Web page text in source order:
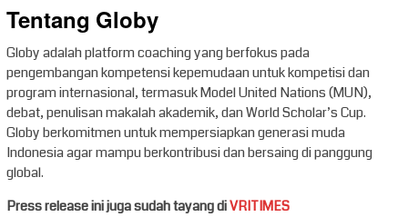
Tentang Globy
Globy adalah platform coaching yang berfokus pada
pengembangan kompetensi kepemudaan untuk kompetisi dan
program internasional, termasuk Model United Nations (MUN),
debat, penulisan makalah akademik, dan World Scholar’s Cup.
Globy berkomitmen untuk mempersiapkan generasi muda
Indonesia agar mampu berkontribusi dan bersaing di panggung
global.
Press release ini juga sudah tayang diVRITIMES